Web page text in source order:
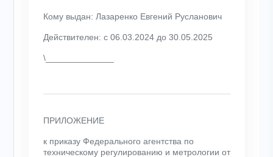
Кому выдан: Лазаренко Евгений Русланович
Действителен: с 06.03.2024 до 30.05.2025
\______________
ПРИЛОЖЕНИЕ
к приказу Федерального агентства по
техническому регулированию и метрологии от